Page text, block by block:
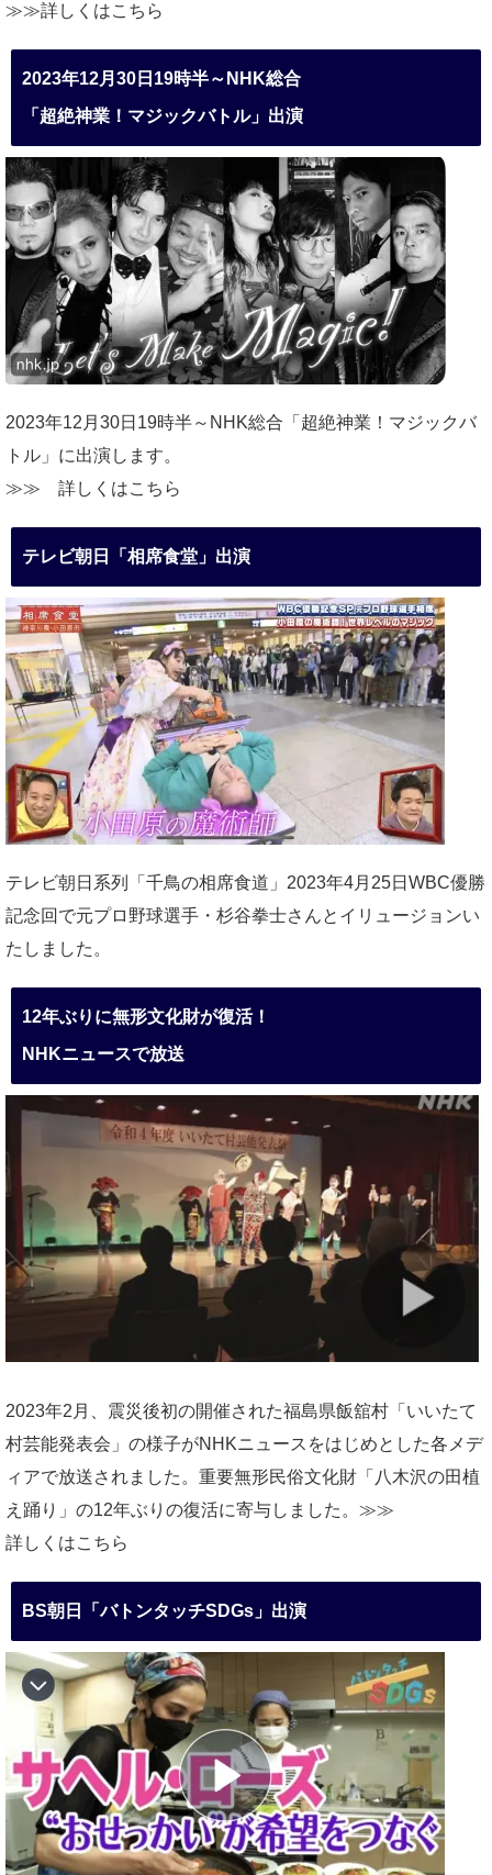
≫≫詳しくはこちら
2023年12月30日19時半～NHK総合
「超絶神業！マジックバトル」出演
2023年12月30日19時半～NHK総合「超絶神業！マジックバ
トル」に出演します。
≫≫ 詳しくはこちら
テレビ朝日「相席食堂」出演
テレビ朝日系列「千鳥の相席食道」2023年4月25日WBC優勝
記念回で元プロ野球選手・杉谷拳士さんとイリュージョンい
たしました。
12年ぶりに無形文化財が復活！
NHKニュースで放送
2023年2月、震災後初の開催された福島県飯舘村「いいたて
村芸能発表会」の様子がNHKニュースをはじめとした各メデ
ィアで放送されました。重要無形民俗文化財「八木沢の田植
え踊り」の12年ぶりの復活に寄与しました。≫≫
詳しくはこちら
BS朝日「バトンタッチSDGs」出演